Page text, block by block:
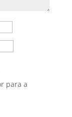
para a